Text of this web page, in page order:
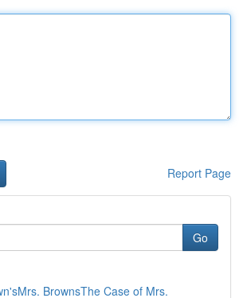
Report Page
Go
BrownsThe Case of Mrs.